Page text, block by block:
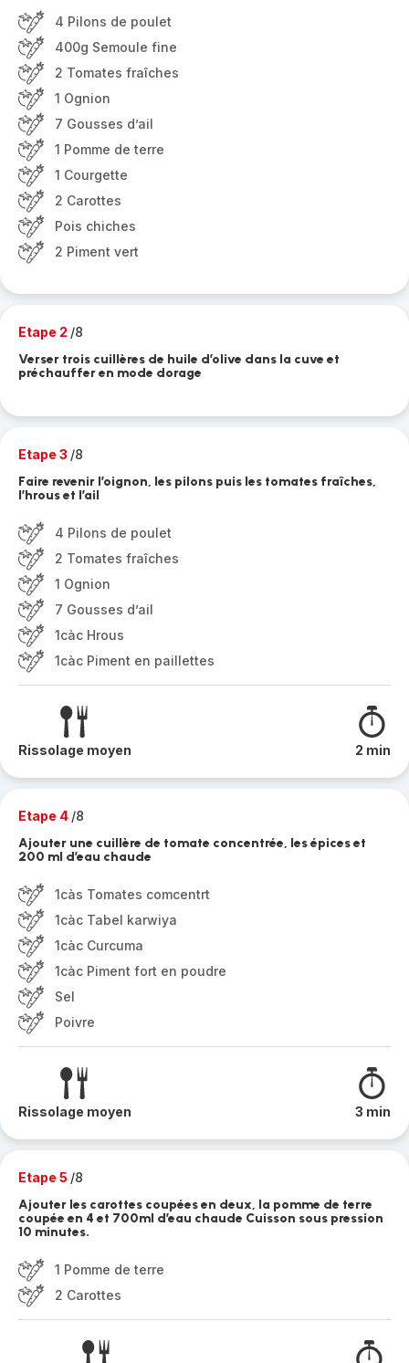
4 Pilons de poulet
400g Semoule fine
2 Tomates fraîches
1 Ognion
7 Gousses d’ail
1 Pomme de terre
1 Courgette
2 Carottes
Pois chiches
2 Piment vert
Etape 2 /8
Verser trois cuillères de huile d’olive dans la cuve et
préchauffer en mode dorage
Etape 3 /8
Faire revenir l’oignon, les pilons puis les tomates fraîches,
l’hrous et l’ail
4 Pilons de poulet
2 Tomates fraîches
1 Ognion
7 Gousses d’ail
1càc Hrous
1càc Piment en paillettes
Rissolage moyen 2 min
Etape 4 /8
Ajouter une cuillère de tomate concentrée, les épices et
200 ml d’eau chaude
1càs Tomates comcentrt
1càc Tabel karwiya
1càc Curcuma
1càc Piment fort en poudre
Sel
Poivre
Rissolage moyen 3 min
Etape 5 /8
Ajouter les carottes coupées en deux, la pomme de terre
coupée en 4 et 700ml d’eau chaude Cuisson sous pression
10 minutes.
1 Pomme de terre
2 Carottes